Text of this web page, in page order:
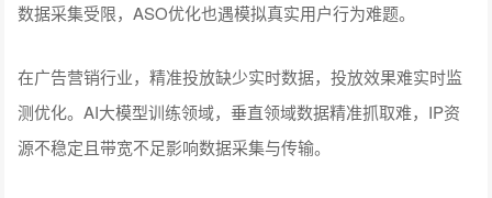
数据采集受限，ASO优化也遇模拟真实用户行为难题。
在广告营销行业，精准投放缺少实时数据，投放效果难实时监
测优化。AI大模型训练领域，垂直领域数据精准抓取难，IP资
源不稳定且带宽不足影响数据采集与传输。